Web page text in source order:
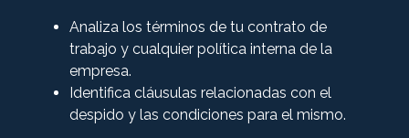
Analiza los términos de tu contrato de
trabajo y cualquier política interna de la
empresa.
Identifica cláusulas relacionadas con el
despido y las condiciones para el mismo.